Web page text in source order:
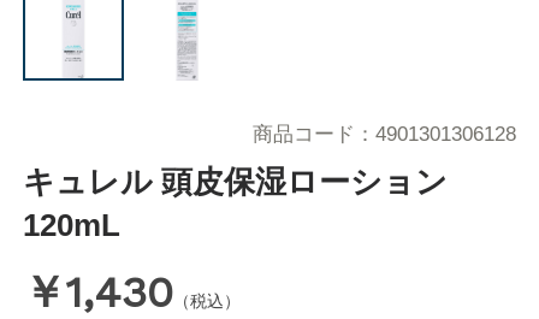
キュレル 頭皮保湿ローション
120mL
￥1,430 （税込）
商品コード 4901301306128